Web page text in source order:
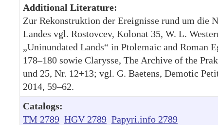
Additional Literature:
Zur Rekonstruktion der Ereignisse rund um die
Landes vgl. Rostovcev, Kolonat 35, W. L.
„Uninundated Lands“ in Ptolemaic and Roman
178–180 sowie Clarysse, The Archive of the
und 25, Nr. 12+13; vgl. G. Baetens, Demotic
2014, 59–62.
Catalogs:
TM 2789 HGV 2789 Papyri.info 2789